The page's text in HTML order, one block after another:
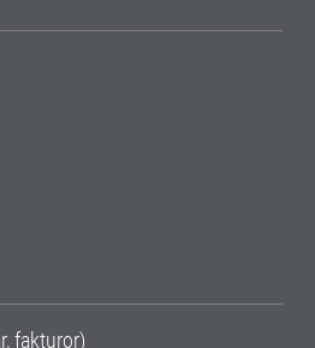
fakturor)